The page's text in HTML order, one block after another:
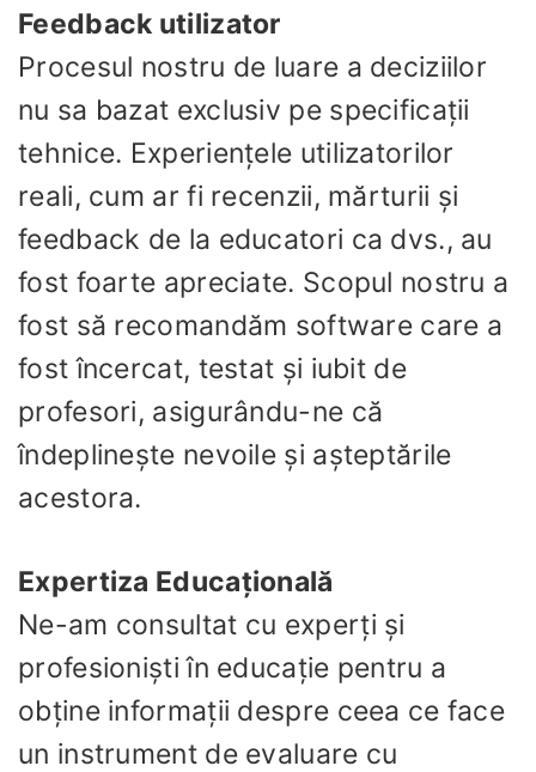
Feedback utilizator
Procesul nostru de luare a deciziilor
nu sa bazat exclusiv pe specificații
tehnice. Experiențele utilizatorilor
reali, cum ar fi recenzii, mărturii și
feedback de la educatori ca dvs., au
fost foarte apreciate. Scopul nostru a
fost să recomandăm software care a
fost încercat, testat și iubit de
profesori, asigurându-ne că
îndeplinește nevoile și așteptările
acestora.
Expertiza Educațională
Ne-am consultat cu experți și
profesioniști în educație pentru a
obține informații despre ceea ce face
un instrument de evaluare cu